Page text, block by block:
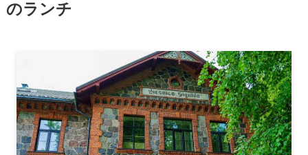
のランチ